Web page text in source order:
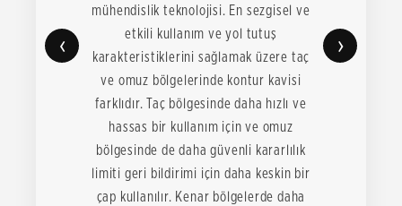
‹
mühendislik teknolojisi. En sezgisel ve
etkili kullanım ve yol tutuş
karakteristiklerini sağlamak üzere taç
ve omuz bölgelerinde kontur kavisi
farklıdır. Taç bölgesinde daha hızlı ve
hassas bir kullanım için ve omuz
bölgesinde de daha güvenli kararlılık
limiti geri bildirimi için daha keskin bir
çap kullanılır. Kenar bölgelerde daha
›